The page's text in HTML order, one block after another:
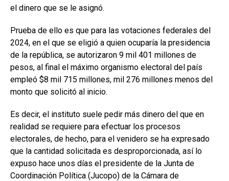
el dinero que se le asignó.
Prueba de ello es que para las votaciones federales del
2024, en el que se eligió a quien ocuparía la presidencia
de la república, se autorizaron 9 mil 401 millones de
pesos, al final el máximo organismo electoral del país
empleó $8 mil 715 millones, mil 276 millones menos del
monto que solicitó al inicio.
Es decir, el instituto suele pedir más dinero del que en
realidad se requiere para efectuar los procesos
electorales, de hecho, para el venidero se ha expresado
que la cantidad solicitada es desproporcionada, así lo
expuso hace unos días el presidente de la Junta de
Coordinación Política (Jucopo) de la Cámara de